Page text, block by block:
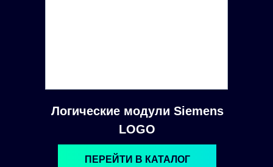
Логические модули Siemens
LOGO
ПЕРЕЙТИ В КАТАЛОГ